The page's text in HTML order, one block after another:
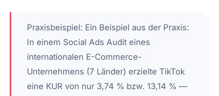
Praxisbeispiel: Ein Beispiel aus der Praxis:
In einem Social Ads Audit eines
internationalen E-Commerce-
Unternehmens (7 Länder) erzielte TikTok
eine KUR von nur 3,74 % bzw. 13,14 % —